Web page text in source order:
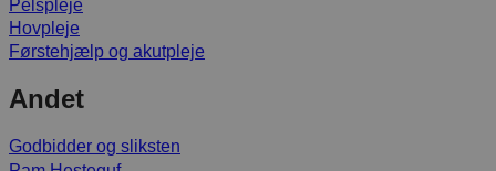
Pelspleje
Hovpleje
Førstehjælp og akutpleje
Andet
Godbidder og sliksten